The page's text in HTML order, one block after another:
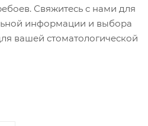
Свяжитесь с нами для
информации и выбора
вашей стоматологической